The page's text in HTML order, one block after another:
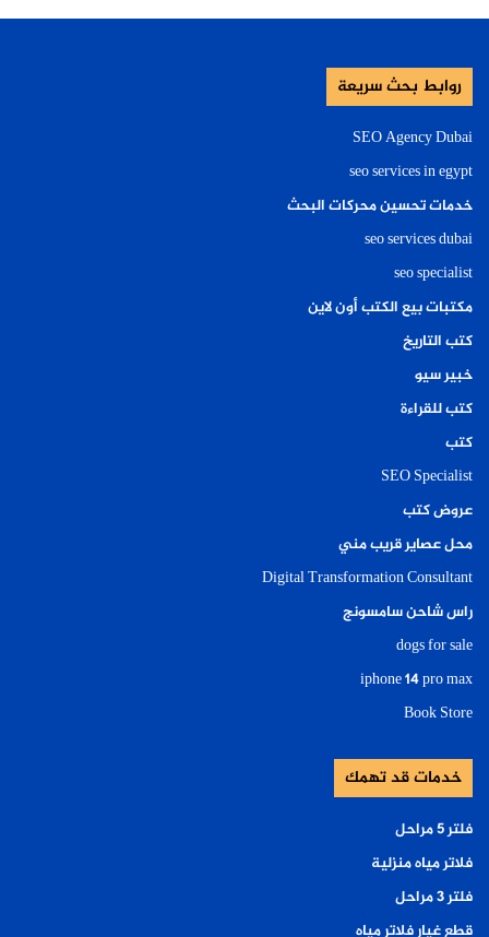
روابط بحث سريعة
SEO Agency Dubai
seo services in egypt
خدمات تحسين محركات البحث
seo services dubai
seo specialist
مكتبات بيع الكتب أون لاين
كتب التاريخ
خبير سيو
كتب للقراءة
كتب
SEO Specialist
عروض كتب
محل عصاير قريب مني
Digital Transformation Consultant
راس شاحن سامسونج
dogs for sale
iphone 14 pro max
Book Store
خدمات قد تهمك
فلتر ٥ مراحل
فلاتر مياه منزلية
فلتر ٣ مراحل
قطع غيار فلاتر مياه